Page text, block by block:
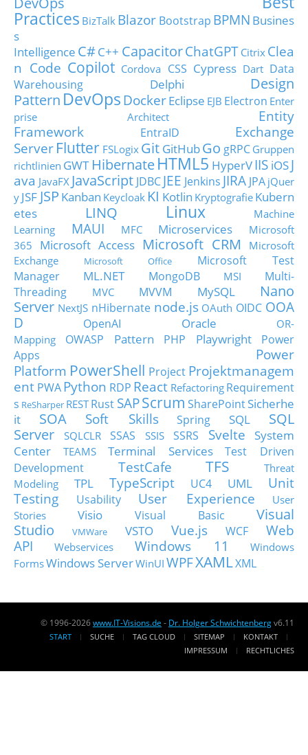
Practices BizTalk Blazor Bootstrap BPMN Busines
s
Intelligence C#C++ CapacitorChatGPT Citrix Clea
n Code Copilot Cordova CSS Cypress Dart Data
Warehousing
Delphi
Design
Pattern DevOps DockerEclipse EJB Electron Enter
prise Architect
Entity
Framework
EntraID
Exchange
Server Flutter FSLogix Git GitHubGo gRPC Gruppen
richtlinien GWT HibernateHTML5 HyperVIIS iOSJ
ava JavaFX JavaScript JDBC JEE Jenkins JIRA JPA jQuer
y JSF JSP Kanban Keycloak KI Kotlin Kryptografie Kubern
etes
LINQ Linux
Machine
Learning
MAUI MFC Microservices
Microsoft
365
Microsoft Access Microsoft CRM
Microsoft
Exchange
Microsoft Office
Microsoft Test
Manager
ML.NET MongoDB MSI
Multi-
Threading
MVC MVVM MySQL
Nano
Server NextJS nHibernate node.js OAuth OIDC OOA
D
OpenAI Oracle
OR-
Mapping
OWASP Pattern PHP Playwright
Power
Apps
Power
Platform PowerShell Project Projektmanagem
ent PWA Python RDP React Refactoring Requirement
s ReSharper RESTRust SAPScrum SharePointSicherhe
it
SOA Soft Skills Spring SQL
SQL
Server
SQLCLR SSAS SSIS SSRS Svelte
System
Center
TEAMS Terminal Services
Test Driven
Development
TestCafe TFS
Threat
Modeling
TPL TypeScript UC4 UML
Unit
Testing
Usability User Experience
User
Stories
Visio Visual Basic
Visual
Studio
VMWare VSTO Vue.js WCF
Web
API
Webservices Windows 11
Windows
FormsWindows ServerWinUI WPFXAMLXML
© 1996-2026www.IT-Visions.de - Dr. Holger Schwichtenbergv6.11
START SUCHE TAG CLOUD SITEMAP
KONTAKT
IMPRESSUM
RECHTLICHES